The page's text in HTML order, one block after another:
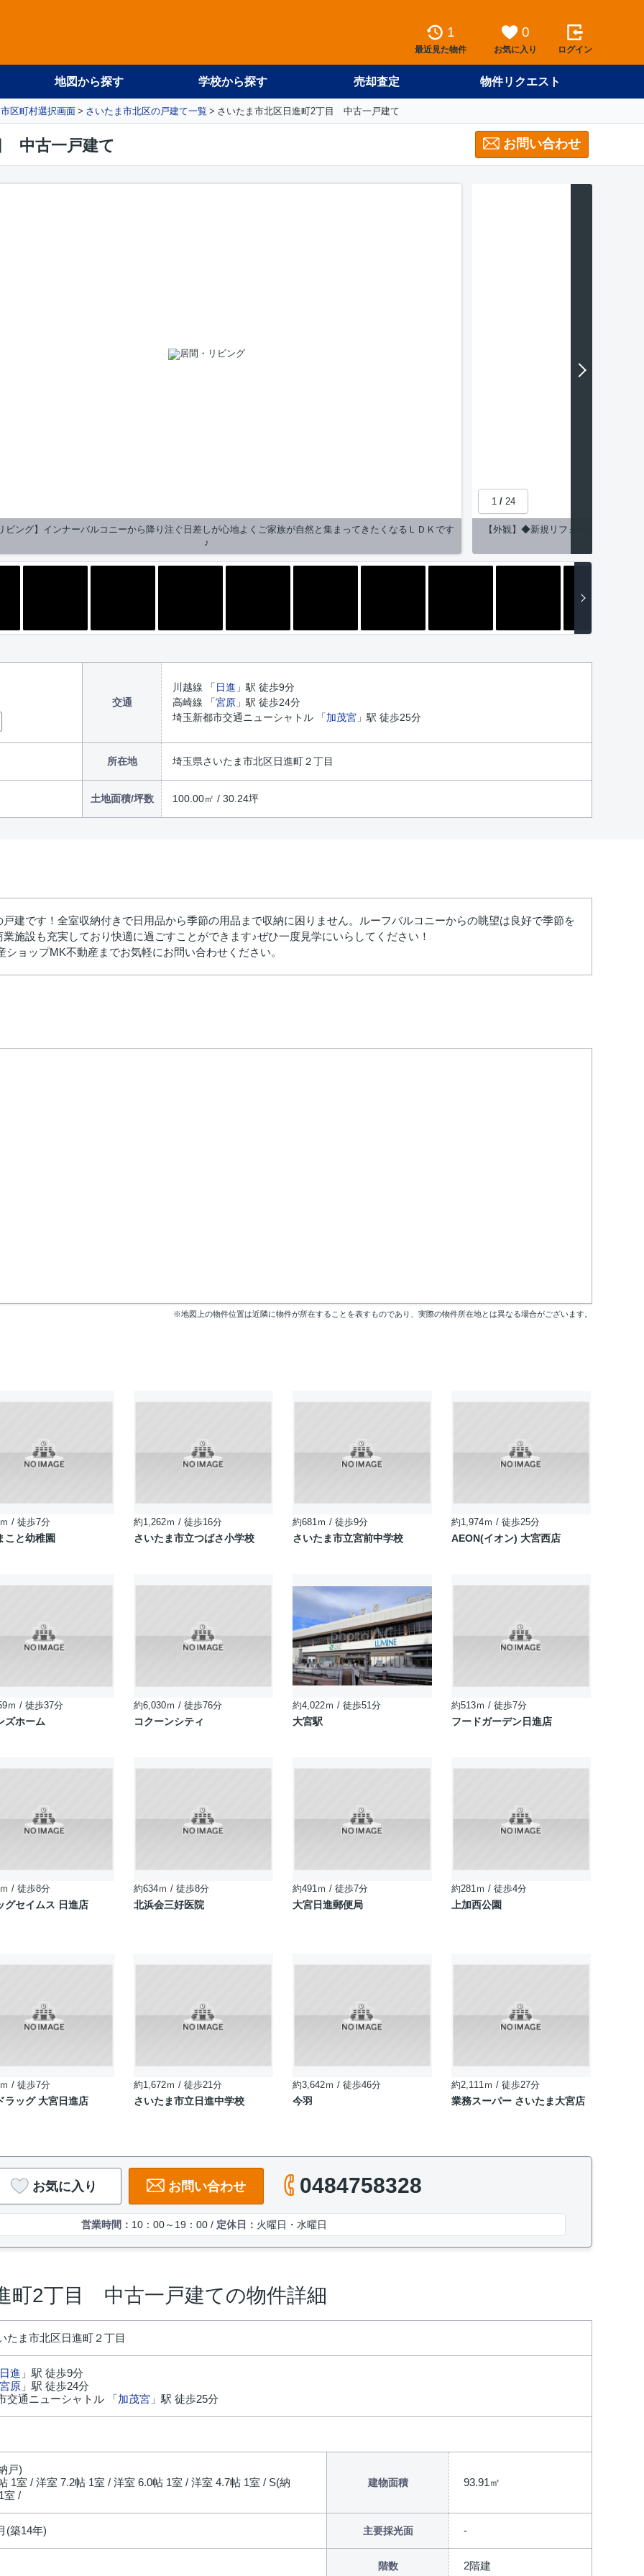
1
最近見た物件
0
お気に入り ログイン
地図から探す 学校から探す 売却査定 物件リクエスト
市区町村選択画面 さいたま市北区の戸建て一覧 さいたま市北区日進町2丁目 中古一戸建て
中古一戸建て お問い合わせ
1/ 24
ビング】インナーバルコニーから降り注ぐ日差しが心地よくご家族が自然と集まってきたくなるＬＤＫです
♪
【外観】◆新規リフォームで快適に
交通
川越線 「 日進 」駅 徒歩9分
高崎線 「宮原 」駅 徒歩24分
埼玉新都市交通ニューシャトル 「加茂宮 」駅 徒歩25分
所在地 埼玉県さいたま市北区日進町２丁目
土地面積/坪数 100.00㎡ / 30.24坪
建です！全室収納付きで日用品から季節の用品まで収納に困りません。ルーフバルコニーからの眺望は良好で季節を
施設も充実しており快適に過ごすことができます♪ぜひ一度見学にいらしてください！
ップMK不動産までお気軽にお問い合わせください。
※地図上の物件位置は近隣に物件が所在することを表すものであり、実際の物件所在地とは異なる場合がございます。
/ 徒歩7分
こと幼稚園
約1,262ｍ / 徒歩16分
さいたま市立つばさ小学校
約681ｍ / 徒歩9分
さいたま市立宮前中学校
約1,974ｍ / 徒歩25分
AEON(イオン) 大宮西店
ｍ / 徒歩37分
ズホーム
約6,030ｍ / 徒歩76分
コクーンシティ
約4,022ｍ / 徒歩51分
大宮駅
約513ｍ / 徒歩7分
フードガーデン日進店
/ 徒歩8分
グセイムス 日進店
約634ｍ / 徒歩8分
北浜会三好医院
約491ｍ / 徒歩7分
大宮日進郵便局
約281ｍ / 徒歩4分
上加西公園
/ 徒歩7分
ラッグ 大宮日進店
約1,672ｍ / 徒歩21分
さいたま市立日進中学校
約3,642ｍ / 徒歩46分
今羽
約2,111ｍ / 徒歩27分
業務スーパー さいたま大宮店
お気に入り お問い合わせ 0484758328
営業時間： 10：00～19：00 / 定休日： 火曜日・水曜日
町2丁目 中古一戸建ての物件詳細
たま市北区日進町２丁目
日進 」駅 徒歩9分
宮原 」駅 徒歩24分
交通ニューシャトル 「加茂宮 」駅 徒歩25分
戸)
1室 / 洋室 7.2帖 1室 / 洋室 6.0帖 1室 / 洋室 4.7帖 1室 / S(納
室 /
建物面積 93.91㎡
(築14年) 主要採光面
階数 2階建